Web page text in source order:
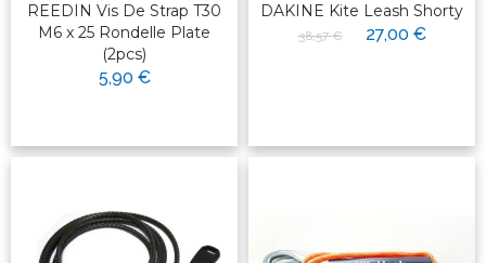
REEDIN Vis De Strap T30
M6 x 25 Rondelle Plate
(2pcs)
5,90 €
DAKINE Kite Leash Shorty
38,57 € 27,00 €